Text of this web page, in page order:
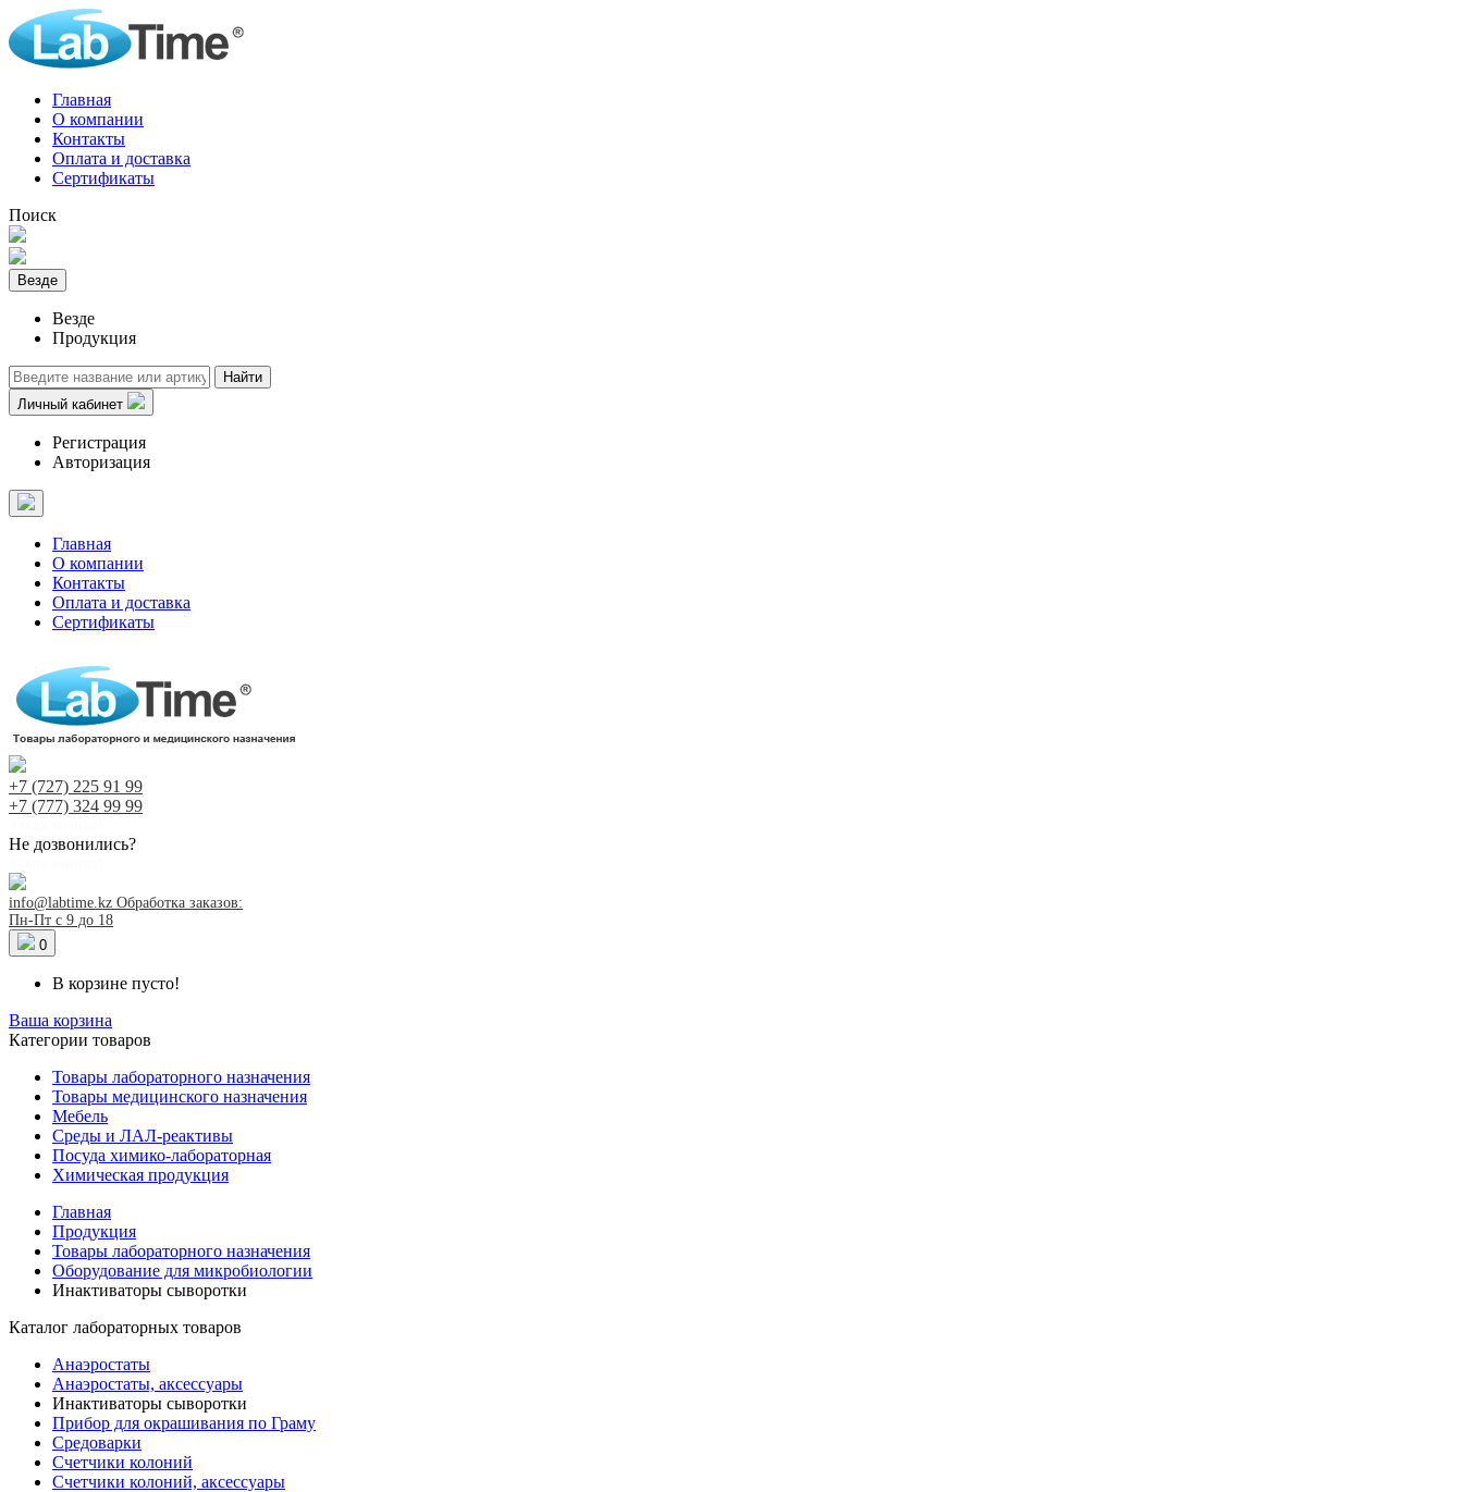
Главная
О компании
Контакты
Оплата и доставка
Сертификаты
Поиск
Везде
Везде
Продукция
Найти
Личный кабинет
Регистрация
Авторизация
Главная
О компании
Контакты
Оплата и доставка
Сертификаты
+7 (727) 225 91 99
+7 (777) 324 99 99
Не дозвонились?
info@labtime.kz Обработка заказов:
Пн-Пт с 9 до 18
0
В корзине пусто!
Ваша корзина
Категории товаров
Товары лабораторного назначения
Товары медицинского назначения
Мебель
Среды и ЛАЛ-реактивы
Посуда химико-лабораторная
Химическая продукция
Главная
Продукция
Товары лабораторного назначения
Оборудование для микробиологии
Инактиваторы сыворотки
Каталог лабораторных товаров
Анаэростаты
Анаэростаты, аксессуары
Инактиваторы сыворотки
Прибор для окрашивания по Граму
Средоварки
Счетчики колоний
Счетчики колоний, аксессуары